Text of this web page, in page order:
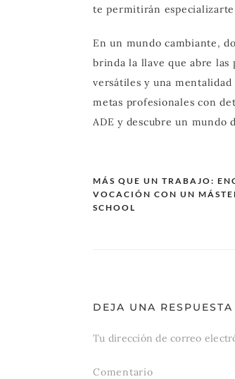
te permitirán
En un mundo cambiante,
brinda la llave que abre las
versátiles y una
metas profesionales con
ADE y descubre un mundo
Navegación
MÁS QUE UN TRABAJO:
VOCACIÓN CON UN
SCHOOL
DEJA UNA RESPUESTA
Tu dirección de correo
Comentario